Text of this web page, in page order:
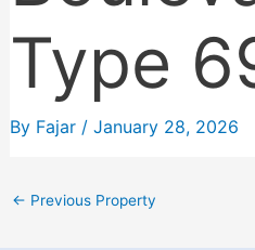
Type
By Fajar / January 28, 2026
← Previous Property